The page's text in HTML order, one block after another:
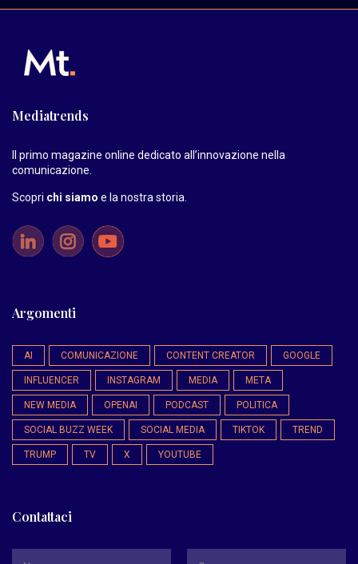
Mediatrends
Il primo magazine online dedicato all’innovazione nella
comunicazione.
Scopri chi siamo e la nostra storia
Argomenti
AI COMUNICAZIONE CONTENT CREATOR GOOGLE
INFLUENCER INSTAGRAM MEDIA META
NEW MEDIA OPENAI PODCAST POLITICA
SOCIAL BUZZ WEEK SOCIAL MEDIA TIKTOK TREND
TRUMP TV X YOUTUBE
Contattaci